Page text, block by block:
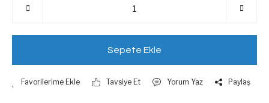
Sepete Ekle
Tavsiye Et Yorum Yaz Paylaş